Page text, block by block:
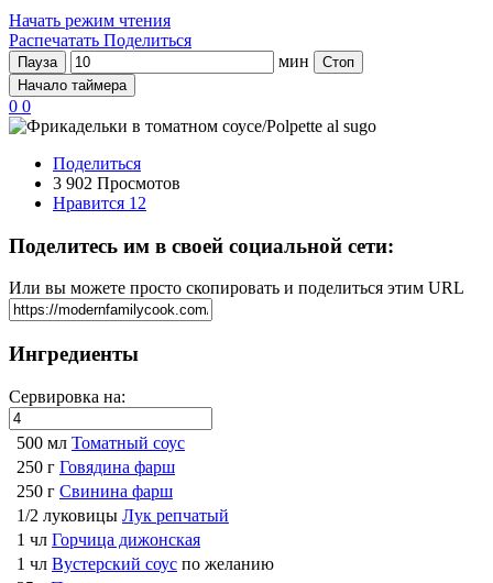
Начать режим чтения
Распечатать Поделиться
Пауза мин
Стоп
Начало таймера
0 0
Поделиться
3 902 Просмотов
Нравится 12
Поделитесь им в своей социальной сети:
Или вы можете просто скопировать и поделиться этим URL
Ингредиенты
Сервировка на:
500 мл Томатный соус
250 г Говядина фарш
250 г Свинина фарш
1/2 луковицы Лук репчатый
1 чл Горчица дижонская
1 чл Вустерский соус по желанию